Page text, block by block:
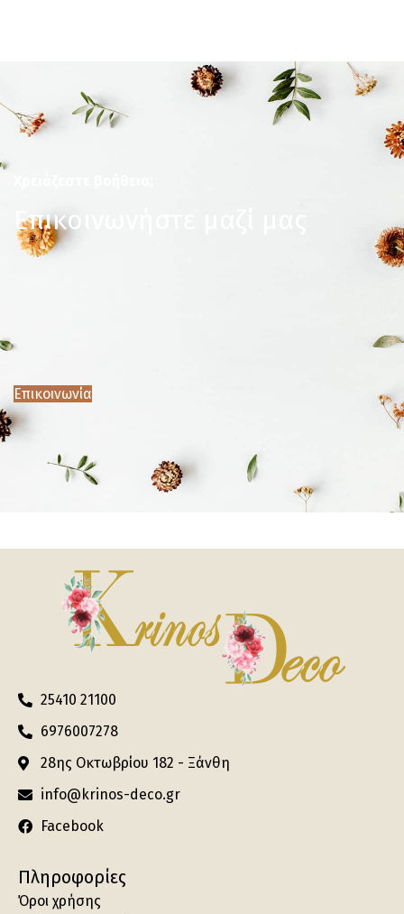
Επικοινωνήστε μαζί μας
Επικοινωνία
25410 21100
6976007278
28ης Οκτωβρίου 182 - Ξάνθη
info@krinos-deco.gr
Facebook
Πληροφορίες
Όροι χρήσης